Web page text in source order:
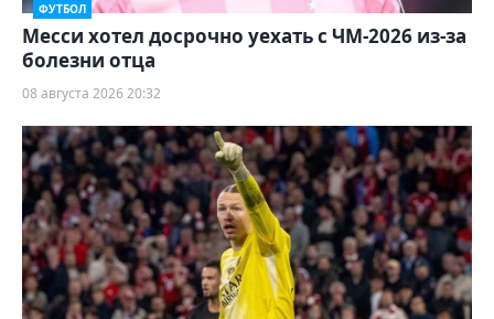
ФУТБОЛ
Месси хотел досрочно уехать с ЧМ-2026 из-за
болезни отца
08 августа 2026 20:32